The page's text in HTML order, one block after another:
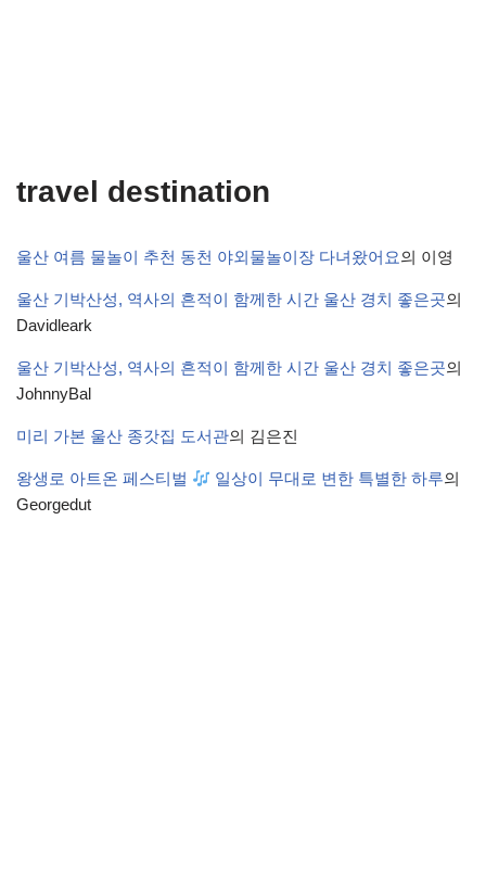
travel destination
울산 여름 물놀이 추천 동천 야외물놀이장 다녀왔어요의 이영
울산 기박산성, 역사의 흔적이 함께한 시간 울산 경치 좋은곳의
Davidleark
울산 기박산성, 역사의 흔적이 함께한 시간 울산 경치 좋은곳의
JohnnyBal
미리 가본 울산 종갓집 도서관의 김은진
왕생로 아트온 페스티벌 일상이 무대로 변한 특별한 하루의
Georgedut